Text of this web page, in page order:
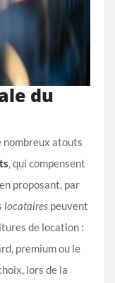
du
nombreux atouts
, qui compensent
proposant, par
locatairespeuvent
de location :
premium ou le
lors de la